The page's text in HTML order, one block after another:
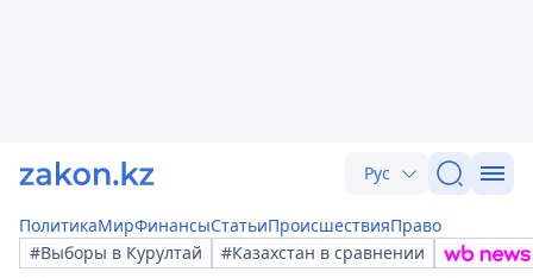
Рус
ПолитикаМирФинансыСтатьиПроисшествияПраво
#Выборы в Курултай
#Казахстан в сравнении